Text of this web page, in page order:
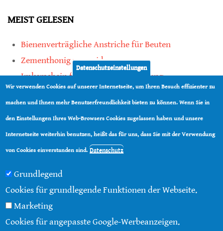
MEIST GELESEN
Bienenverträgliche Anstriche für Beuten
Zementhonig vermeiden
Imkerschein für Honigbienen-Haltung
Kauf von Mittelwänden ist Vertrauenssache
teilen
© 2016 - 2026 | Über diese Seite Impressum
Datenschutzeinstellungen
Wir verwenden Cookies auf unserer Internetseite, um Ihren Besuch effizienter zu
machen und Ihnen mehr Benutzerfreundlichkeit bieten zu können. Wenn Sie in
den Einstellungen Ihres Web-Browsers Cookies zugelassen haben und unsere
Internetseite weiterhin benutzen, heißt das für uns, dass Sie mit der Verwendung
von Cookies einverstanden sind. Datenschutz
Grundlegend
Cookies für grundlegende Funktionen der Webseite.
Marketing
Cookies für angepasste Google-Werbeanzeigen.